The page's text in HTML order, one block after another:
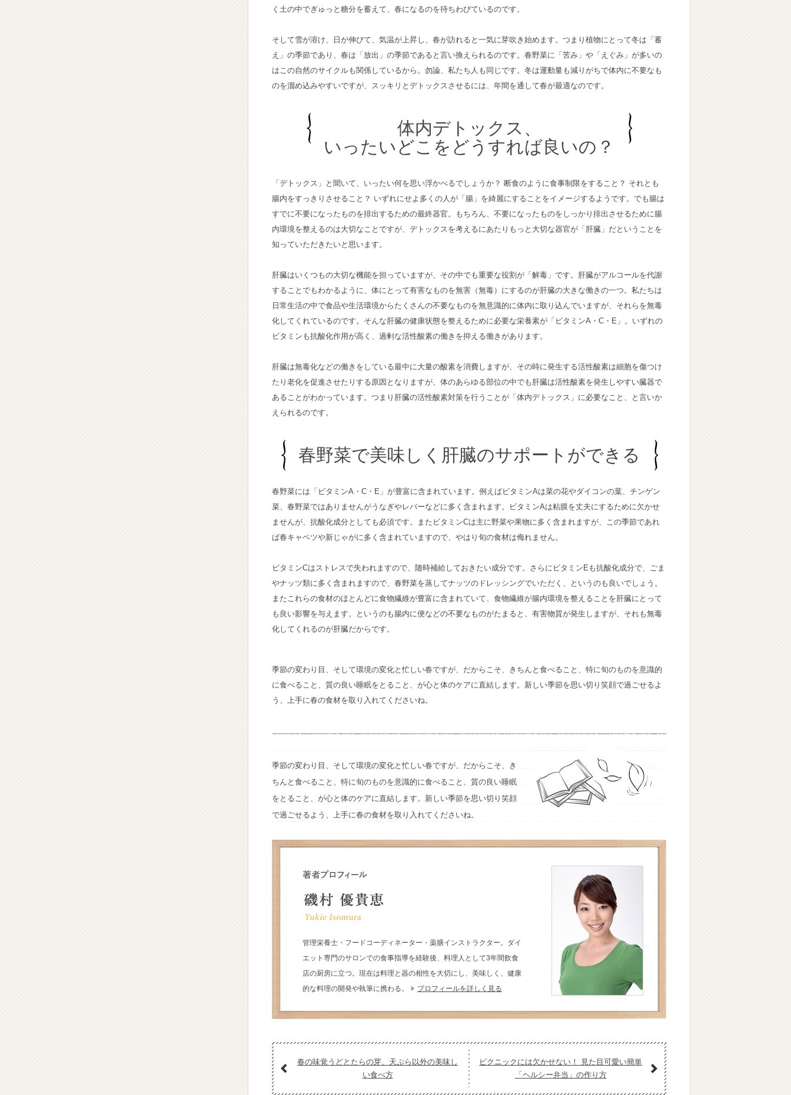
く土の中でぎゅっと糖分を蓄えて、春になるのを待ちわびているのです。
そして雪が溶け、日が伸びて、気温が上昇し、春が訪れると一気に芽吹き始めます。つまり植物にとって冬は「蓄
え」の季節であり、春は「放出」の季節であると言い換えられるのです。春野菜に「苦み」や「えぐみ」が多いの
はこの自然のサイクルも関係しているから。勿論、私たち人も同じです。冬は運動量も減りがちで体内に不要なも
のを溜め込みやすいですが、スッキリとデトックスさせるには、年間を通して春が最適なのです。
体内デトックス、
いったいどこをどうすれば良いの？
「デトックス」と聞いて、いったい何を思い浮かべるでしょうか？ 断食のように食事制限をすること？ それとも
腸内をすっきりさせること？ いずれにせよ多くの人が「腸」を綺麗にすることをイメージするようです。でも腸は
すでに不要になったものを排出するための最終器官。もちろん、不要になったものをしっかり排出させるために腸
内環境を整えるのは大切なことですが、デトックスを考えるにあたりもっと大切な器官が「肝臓」だということを
知っていただきたいと思います。
肝臓はいくつもの大切な機能を担っていますが、その中でも重要な役割が「解毒」です。肝臓がアルコールを代謝
することでもわかるように、体にとって有害なものを無害（無毒）にするのが肝臓の大きな働きの一つ。私たちは
日常生活の中で食品や生活環境からたくさんの不要なものを無意識的に体内に取り込んでいますが、それらを無毒
化してくれているのです。そんな肝臓の健康状態を整えるために必要な栄養素が「ビタミンA・C・E」。いずれの
ビタミンも抗酸化作用が高く、過剰な活性酸素の働きを抑える働きがあります。
肝臓は無毒化などの働きをしている最中に大量の酸素を消費しますが、その時に発生する活性酸素は細胞を傷つけ
たり老化を促進させたりする原因となりますが、体のあらゆる部位の中でも肝臓は活性酸素を発生しやすい臓器で
あることがわかっています。つまり肝臓の活性酸素対策を行うことが「体内デトックス」に必要なこと、と言いか
えられるのです。
春野菜で美味しく肝臓のサポートができる
春野菜には「ビタミンA・C・E」が豊富に含まれています。例えばビタミンAは菜の花やダイコンの葉、チンゲン
菜、春野菜ではありませんがうなぎやレバーなどに多く含まれます。ビタミンAは粘膜を丈夫にするために欠かせ
ませんが、抗酸化成分としても必須です。またビタミンCは主に野菜や果物に多く含まれますが、この季節であれ
ば春キャベツや新じゃがに多く含まれていますので、やはり旬の食材は侮れません。
ビタミンCはストレスで失われますので、随時補給しておきたい成分です。さらにビタミンEも抗酸化成分で、ごま
やナッツ類に多く含まれますので、春野菜を蒸してナッツのドレッシングでいただく、というのも良いでしょう。
またこれらの食材のほとんどに食物繊維が豊富に含まれていて、食物繊維が腸内環境を整えることを肝臓にとって
も良い影響を与えます。というのも腸内に便などの不要なものがたまると、有害物質が発生しますが、それも無毒
化してくれるのが肝臓だからです。
季節の変わり目、そして環境の変化と忙しい春ですが、だからこそ、きちんと食べること、特に旬のものを意識的
に食べること、質の良い睡眠をとること、が心と体のケアに直結します。新しい季節を思い切り笑顔で過ごせるよ
う、上手に春の食材を取り入れてくださいね。
季節の変わり目、そして環境の変化と忙しい春ですが、だからこそ、き
ちんと食べること、特に旬のものを意識的に食べること、質の良い睡眠
をとること、が心と体のケアに直結します。新しい季節を思い切り笑顔
で過ごせるよう、上手に春の食材を取り入れてくださいね。
管理栄養士・フードコーディネーター・薬膳インストラクター。ダイ
エット専門のサロンでの食事指導を経験後、料理人として3年間飲食
店の厨房に立つ。現在は料理と器の相性を大切にし、美味しく、健康
的な料理の開発や執筆に携わる。
プロフィールを詳しく見る
春の味覚うどとたらの芽、天ぷら以外の美味し
い食べ方
ピクニックには欠かせない！ 見た目可愛い簡単
「ヘルシー弁当」の作り方